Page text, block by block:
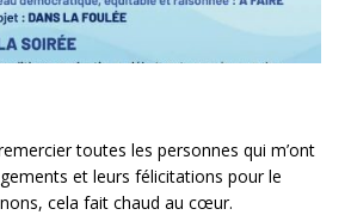
toutes les personnes qui m’ont
et leurs félicitations pour le
cela fait chaud au cœur.